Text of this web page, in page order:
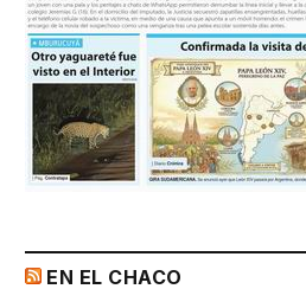
EN EL CHACO